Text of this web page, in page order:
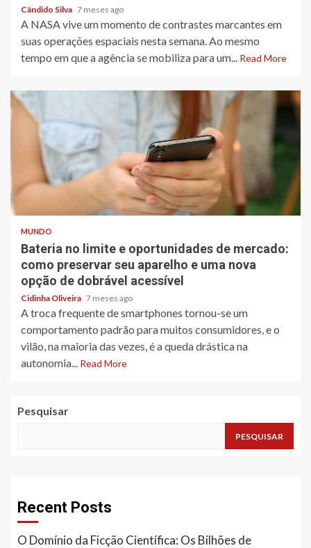
Cândido Silva 7 meses ago
A NASA vive um momento de contrastes marcantes em
suas operações espaciais nesta semana. Ao mesmo
tempo em que a agência se mobiliza para um... Read More
MUNDO
Bateria no limite e oportunidades de mercado:
como preservar seu aparelho e uma nova
opção de dobrável acessível
Cidinha Oliveira 7 meses ago
A troca frequente de smartphones tornou-se um
comportamento padrão para muitos consumidores, e o
vilão, na maioria das vezes, é a queda drástica na
autonomia... Read More
Pesquisar
PESQUISAR
Recent Posts
O Domínio da Ficção Científica: Os Bilhões de